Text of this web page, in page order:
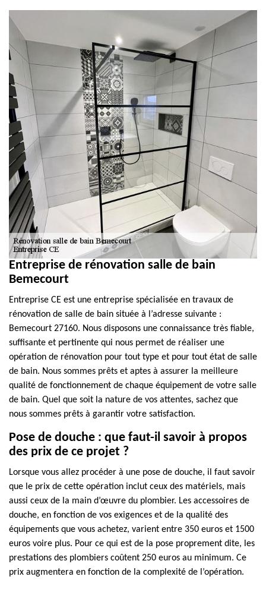
Entreprise de rénovation salle de bain
Bemecourt
Entreprise CE est une entreprise spécialisée en travaux de
rénovation de salle de bain située à l’adresse suivante :
Bemecourt 27160. Nous disposons une connaissance très fiable,
suffisante et pertinente qui nous permet de réaliser une
opération de rénovation pour tout type et pour tout état de salle
de bain. Nous sommes prêts et aptes à assurer la meilleure
qualité de fonctionnement de chaque équipement de votre salle
de bain. Quel que soit la nature de vos attentes, sachez que
nous sommes prêts à garantir votre satisfaction.
Pose de douche : que faut-il savoir à propos
des prix de ce projet ?
Lorsque vous allez procéder à une pose de douche, il faut savoir
que le prix de cette opération inclut ceux des matériels, mais
aussi ceux de la main d’œuvre du plombier. Les accessoires de
douche, en fonction de vos exigences et de la qualité des
équipements que vous achetez, varient entre 350 euros et 1500
euros voire plus. Pour ce qui est de la pose proprement dite, les
prestations des plombiers coûtent 250 euros au minimum. Ce
prix augmentera en fonction de la complexité de l’opération.